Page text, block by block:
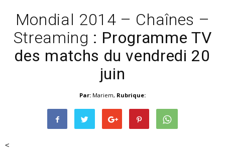
Mondial 2014 – Chaînes –
Streaming : Programme TV
des matchs du vendredi 20
juin
Par: Mariem, Rubrique:
<